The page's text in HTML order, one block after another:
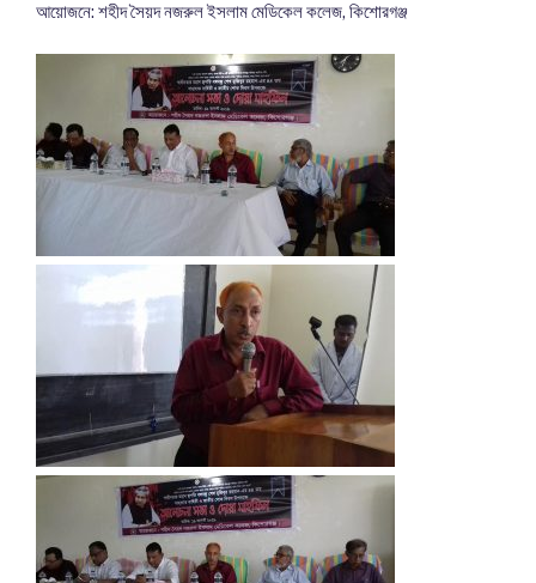
আয়োজনে: শহীদ সৈয়দ নজরুল ইসলাম মেডিকেল কলেজ, কিশোরগঞ্জ